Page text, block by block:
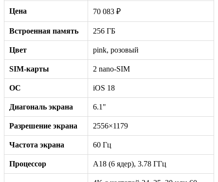
Цена 70 083 ₽
Встроенная память 256 ГБ
Цвет pink, розовый
SIM-карты 2 nano-SIM
ОС iOS 18
Диагональ экрана 6.1"
Разрешение экрана 2556×1179
Частота экрана 60 Гц
Процессор A18 (6 ядер), 3.78 ГГц